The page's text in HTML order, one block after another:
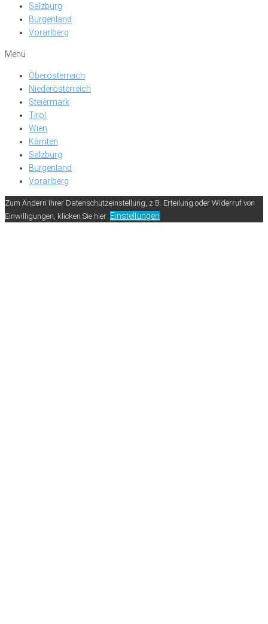
Salzburg
Burgenland
Vorarlberg
Menü
Oberösterreich
Niederösterreich
Steiermark
Tirol
Wien
Kärnten
Salzburg
Burgenland
Vorarlberg
Zum Ändern Ihrer Datenschutzeinstellung, z.B. Erteilung oder Widerruf von
Einwilligungen, klicken Sie hier: Einstellungen